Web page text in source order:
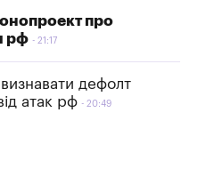
про
рф
21:17
дефолт
атак рф
20:49